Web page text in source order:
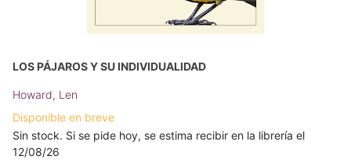
LOS PÁJAROS Y SU INDIVIDUALIDAD
Howard, Len
Disponible en breve
Sin stock. Si se pide hoy, se estima recibir en la librería el
12/08/26